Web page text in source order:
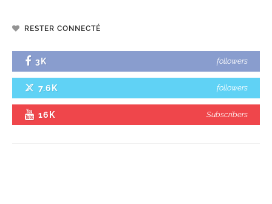
RESTER CONNECTÉ
3K followers
7.6K followers
16K Subscribers